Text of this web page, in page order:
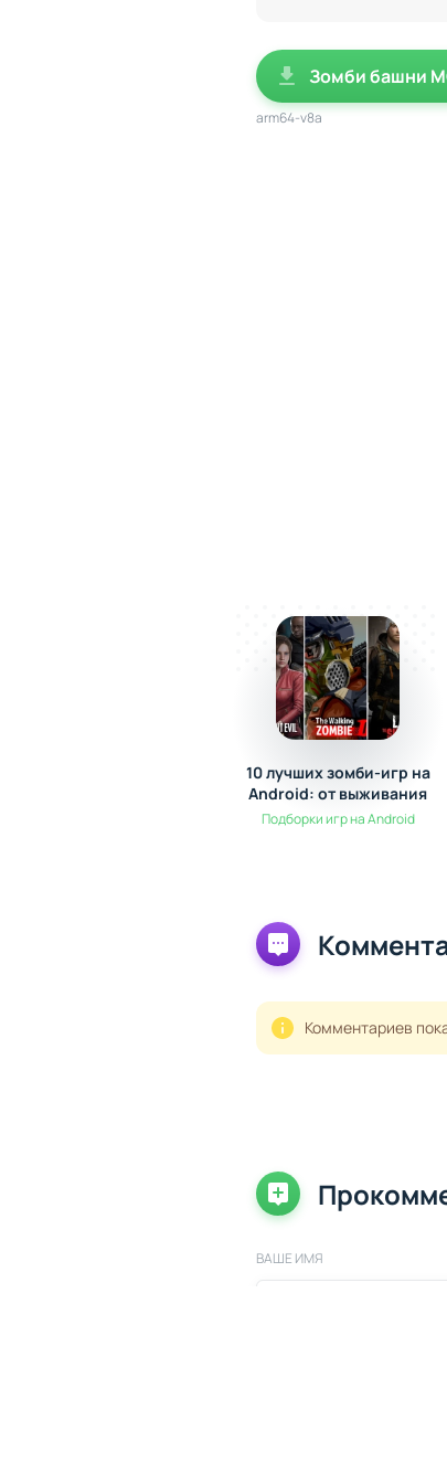
Зомби башни
arm64-v8a
10 лучших зомби-игр на
Android: от выживания
до экшена
Подборки игр на Android
Комментариев
ВАШЕ ИМЯ